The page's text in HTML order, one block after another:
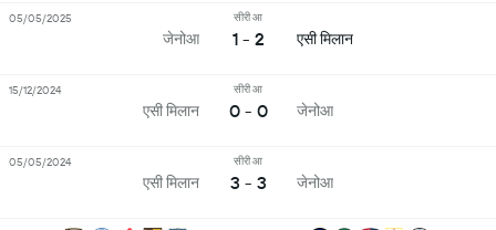
जेनोआ
सीरी आ
1 - 2 एसी मिलान
05/05/2025
एसी मिलान
सीरी आ
0 - 0 जेनोआ
15/12/2024
एसी मिलान
सीरी आ
3 - 3 जेनोआ
05/05/2024